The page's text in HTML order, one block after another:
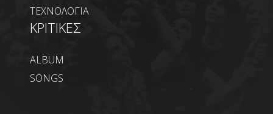
ΤΕΧΝΟΛΟΓΙΑ
ΚΡΙΤΙΚΕΣ
ALBUM
SONGS